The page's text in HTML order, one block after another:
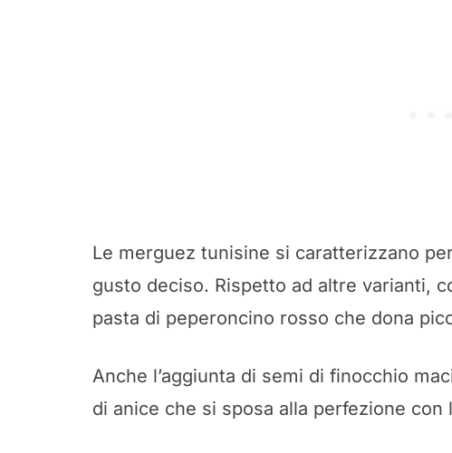
Le merguez tunisine si caratterizzano
gusto deciso. Rispetto ad altre varianti,
pasta di peperoncino rosso che dona
Anche l’aggiunta di semi di finocchio
di anice che si sposa alla perfezione con